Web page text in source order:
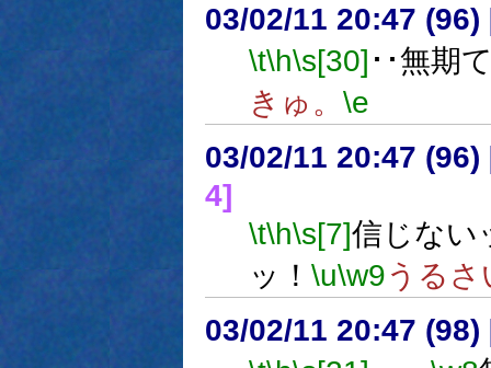
03/02/11 20:47 (96)
\t\h\s[30] ･･無期
きゅ。 \e
03/02/11 20:47 (96)
4]
\t\h\s[7]信じない
ッ！ \u\w9うる
03/02/11 20:47 (98)